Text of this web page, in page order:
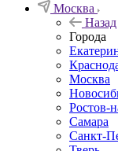
Москва
Назад
Города
Москва
Ростов-
Самара
Санкт-